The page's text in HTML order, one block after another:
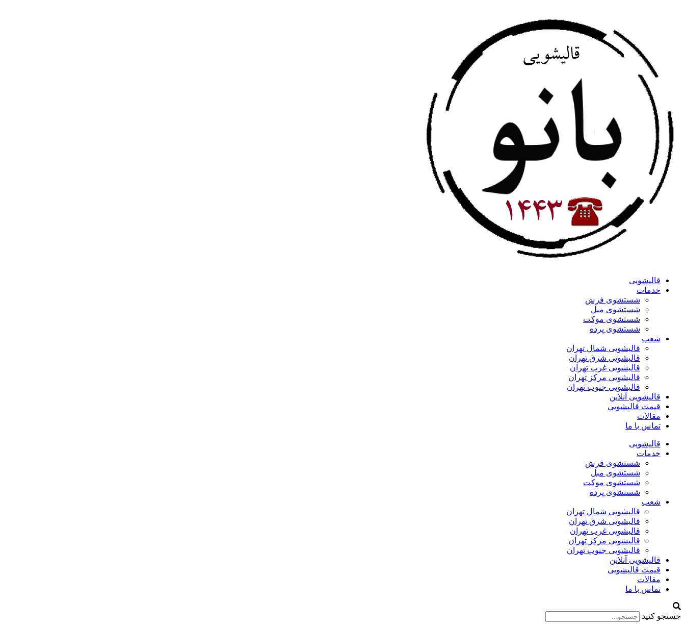
قالیشویی
خدمات
شستشوی فرش
شستشوی مبل
شستشوی موکت
شستشوی پرده
شعب
قالیشویی شمال تهران
قالیشویی شرق تهران
قالیشویی غرب تهران
قالیشویی مرکز تهران
قالیشویی جنوب تهران
قالیشویی آنلاین
قیمت قالیشویی
مقالات
تماس با ما
قالیشویی
خدمات
شستشوی فرش
شستشوی مبل
شستشوی موکت
شستشوی پرده
شعب
قالیشویی شمال تهران
قالیشویی شرق تهران
قالیشویی غرب تهران
قالیشویی مرکز تهران
قالیشویی جنوب تهران
قالیشویی آنلاین
قیمت قالیشویی
مقالات
تماس با ما
جستجو کنید